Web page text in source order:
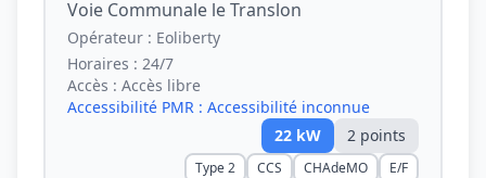
Voie Communale le Translon
Opérateur : Eoliberty
Horaires : 24/7
Accès : Accès libre
Accessibilité PMR : Accessibilité inconnue
22 kW 2 points
Type 2 CCS CHAdeMO E/F